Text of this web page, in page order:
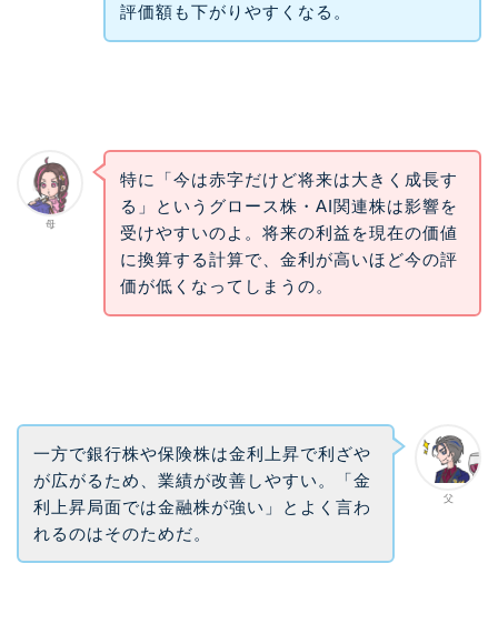
評価額も下がりやすくなる。
母
特に「今は赤字だけど将来は大きく成長す
る」というグロース株・AI関連株は影響を
受けやすいのよ。将来の利益を現在の価値
に換算する計算で、金利が高いほど今の評
価が低くなってしまうの。
父
一方で銀行株や保険株は金利上昇で利ざや
が広がるため、業績が改善しやすい。「金
利上昇局面では金融株が強い」とよく言わ
れるのはそのためだ。